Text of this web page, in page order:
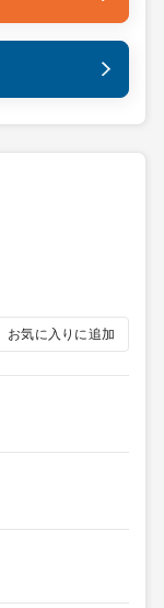
お気に入りに追加